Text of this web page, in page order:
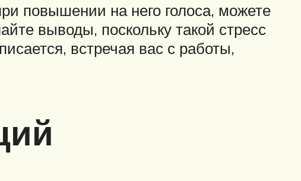
повышении на него голоса, можете
выводы, поскольку такой стресс
встречая вас с работы,